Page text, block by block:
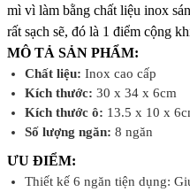
mì vì làm bằng chất liệu inox
rất sạch sẽ, đó là 1 điểm cộng
MÔ TẢ SẢN PHẨM:
Chất liệu: Inox cao cấp
Kích thước: 30 x 34 x 6cm
Kích thước ô: 13.5 x 10 x
Số lượng ngăn: 8 ngăn
ƯU ĐIỂM:
Thiết kế 6 ngăn tiện dụng: